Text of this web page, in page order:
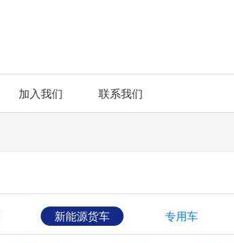
加入我们 联系我们
新能源货车 专用车